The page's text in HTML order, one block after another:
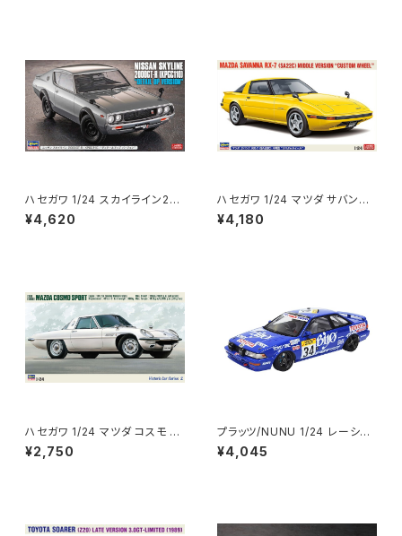
ハセガワ 1/24 スカイライン20
00GT-R(KPGC110)ディテール
アップVer 52406 SP606 車
¥4,620
ハセガワ 1/24 マツダ サバンナ
RX-7 (SA22C) 中期型 “カスタ
ムホイール” 20798 車 プラモ
¥4,180
ハセガワ 1/24 マツダ コスモ ス
ポーツ L10B “1968” HC2 車
プラモ（新品 在庫品）
¥2,750
プラッツ/NUNU 1/24 レーシン
グシリーズ トヨタ カローラ レビ
ン AE92 1989 スパ24時間レ
¥4,045